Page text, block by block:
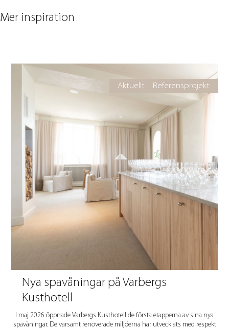
Mer inspiration
Aktuellt Referensprojekt
Nya spavåningar på Varbergs
Kusthotell
I maj 2026 öppnade Varbergs Kusthotell de första etapperna av sina nya
spavåningar. De varsamt renoverade miljöerna har utvecklats med respekt